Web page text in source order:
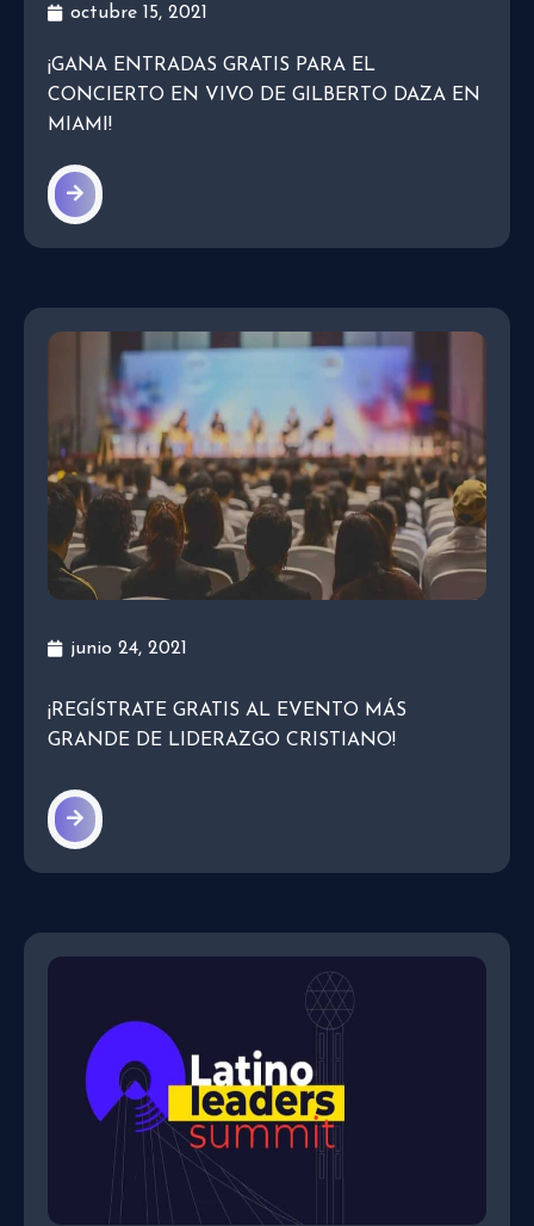
octubre 15, 2021
¡GANA ENTRADAS GRATIS PARA EL
CONCIERTO EN VIVO DE GILBERTO DAZA EN
MIAMI!
junio 24, 2021
¡REGÍSTRATE GRATIS AL EVENTO MÁS
GRANDE DE LIDERAZGO CRISTIANO!